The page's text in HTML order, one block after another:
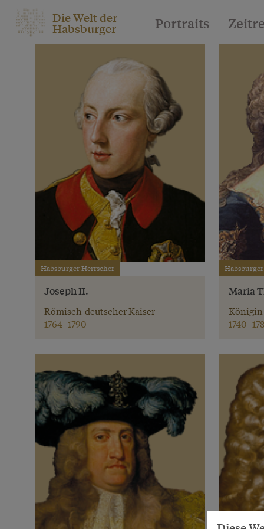
Die Welt der
Habsburger Portraits
Habsburger Herrscher
Joseph II.
Römisch-deutscher Kaiser
1764–1790
Maria
Königin